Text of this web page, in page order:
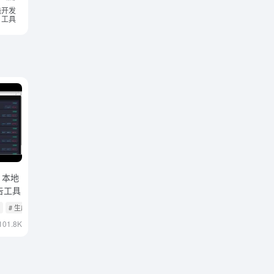
发
工具
地
工具
# 生成深度研究报告